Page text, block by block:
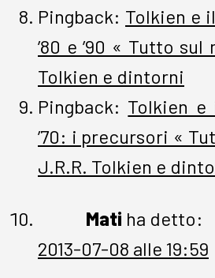
Pingback: Tolkien e
’80 e ’90 « Tutto
Tolkien e dintorni
Pingback: Tolkien e
’70: i precursori «
J.R.R. Tolkien e
Mati ha detto:
2013-07-08 alle 19:59